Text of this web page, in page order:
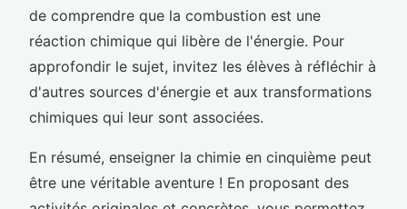
de comprendre que la combustion est une
réaction chimique qui libère de l'énergie. Pour
approfondir le sujet, invitez les élèves à réfléchir à
d'autres sources d'énergie et aux transformations
chimiques qui leur sont associées.
En résumé, enseigner la chimie en cinquième peut
être une véritable aventure ! En proposant des